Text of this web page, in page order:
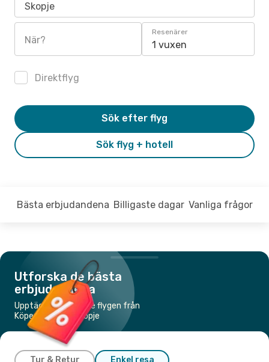
Skopje
När?
Resenärer
1 vuxen
Direktflyg
Sök flyg + hotell
Sök efter flyg
Bästa erbjudandena Billigaste dagar Vanliga frågor
Utforska de bästa
erbjudandena
Upptäck de billigaste flygen från
Köpenhamn till Skopje
Tur & Retur Enkel resa